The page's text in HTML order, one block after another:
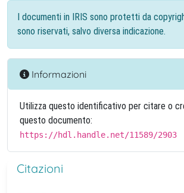
I documenti in IRIS sono protetti da
sono riservati, salvo diversa indicazione.
Informazioni
Utilizza questo identificativo per citare o
questo documento:
https://hdl.handle.net/11589/2903
Citazioni